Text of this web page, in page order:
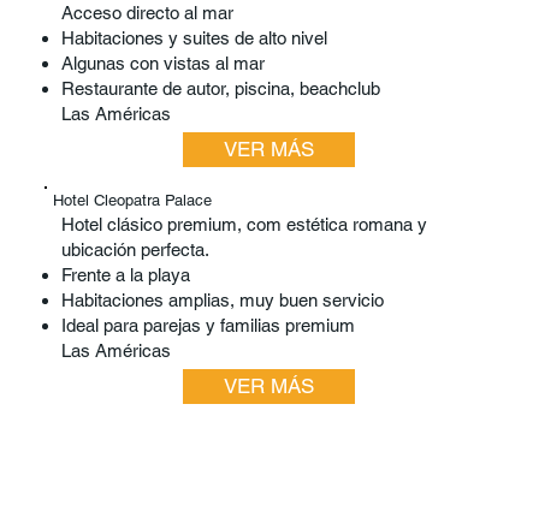
Acceso directo al mar
Habitaciones y suites de alto nivel
Algunas con vistas al mar
Restaurante de autor, piscina, beachclub
Las Américas
VER MÁS
Hotel Cleopatra Palace
Hotel clásico premium, com estética romana y
ubicación perfecta.
Frente a la playa
Habitaciones amplias, muy buen servicio
Ideal para parejas y familias premium
Las Américas
VER MÁS